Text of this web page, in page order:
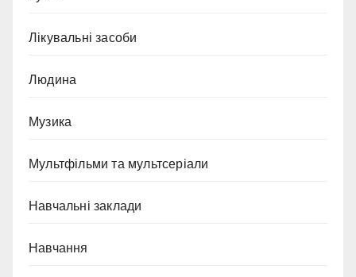
Лікувальні засоби
Людина
Музика
Мультфільми та мультсеріали
Навчальні заклади
Навчання